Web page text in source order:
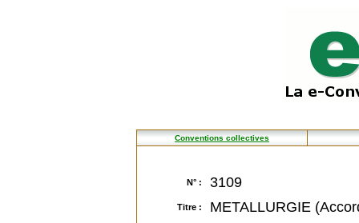
Conventions collectives
N° : 3109
Titre : METALLURGIE